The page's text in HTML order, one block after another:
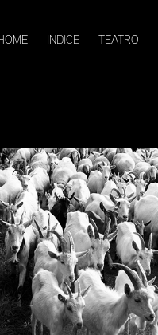
INDICE TEATRO
Alpe Duis